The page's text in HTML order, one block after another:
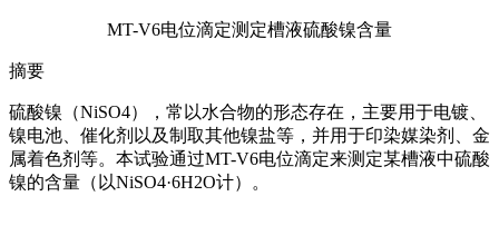
MT-V6电位滴定测定槽液硫酸镍含量
摘要
硫酸镍（NiSO4），常以水合物的形态存在，主要用于电镀、
镍电池、催化剂以及制取其他镍盐等，并用于印染媒染剂、金
属着色剂等。本试验通过MT-V6电位滴定来测定某槽液中硫酸
镍的含量（以NiSO4·6H2O计）。